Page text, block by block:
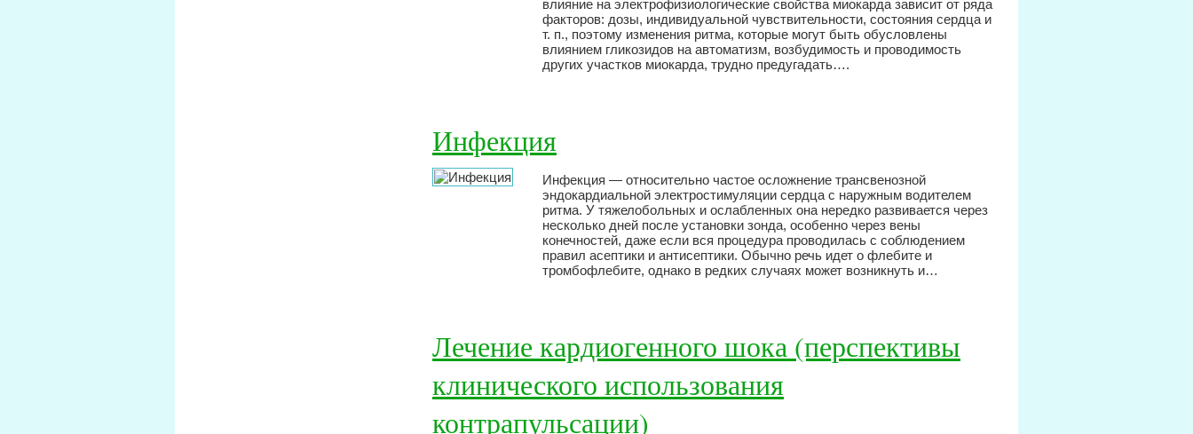
влияние на электрофизиологические свойства миокарда зависит от ряда
факторов: дозы, индивидуальной чувствительности, состояния сердца и
т. п., поэтому изменения ритма, которые могут быть обусловлены
влиянием гликозидов на автоматизм, возбудимость и проводимость
других участков миокарда, трудно предугадать….
Инфекция
Инфекция — относительно частое осложнение трансвенозной
эндокардиальной электростимуляции сердца с наружным водителем
ритма. У тяжелобольных и ослабленных она нередко развивается через
несколько дней после установки зонда, особенно через вены
конечностей, даже если вся процедура проводилась с соблюдением
правил асептики и антисептики. Обычно речь идет о флебите и
тромбофлебите, однако в редких случаях может возникнуть и…
Лечение кардиогенного шока (перспективы
клинического использования
контрапульсации)